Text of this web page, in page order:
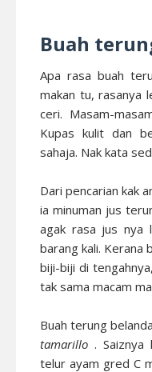
Buah
Apa rasa buah
makan tu, rasanya
ceri. Masam-
Kupas kulit dan
sahaja. Nak kata
Dari pencarian kak
ia minuman jus
agak rasa jus nya
barang kali. Kerana
biji-biji di
tak sama macam
Buah terung
tamarillo . Saiznya
telur ayam gred C